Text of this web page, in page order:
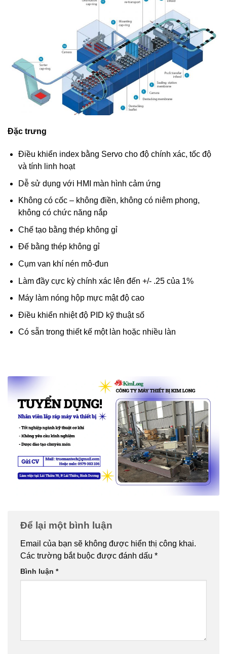
Đặc trưng
Điều khiển index bằng Servo cho độ chính xác, tốc độ
và tính linh hoạt
Dễ sử dụng với HMI màn hình cảm ứng
Không có cốc – không điền, không có niêm phong,
không có chức năng nắp
Chế tạo bằng thép không gỉ
Đế bằng thép không gỉ
Cụm van khí nén mô-đun
Làm đầy cực kỳ chính xác lên đến +/- .25 của 1%
Máy làm nóng hộp mực mật độ cao
Điều khiển nhiệt độ PID kỹ thuật số
Có sẵn trong thiết kế một làn hoặc nhiều làn
Để lại một bình luận
Email của bạn sẽ không được hiển thị công khai.
Các trường bắt buộc được đánh dấu *
Bình luận *